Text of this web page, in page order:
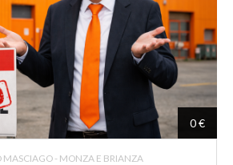
0 €
MASCIAGO - MONZA E BRIANZA